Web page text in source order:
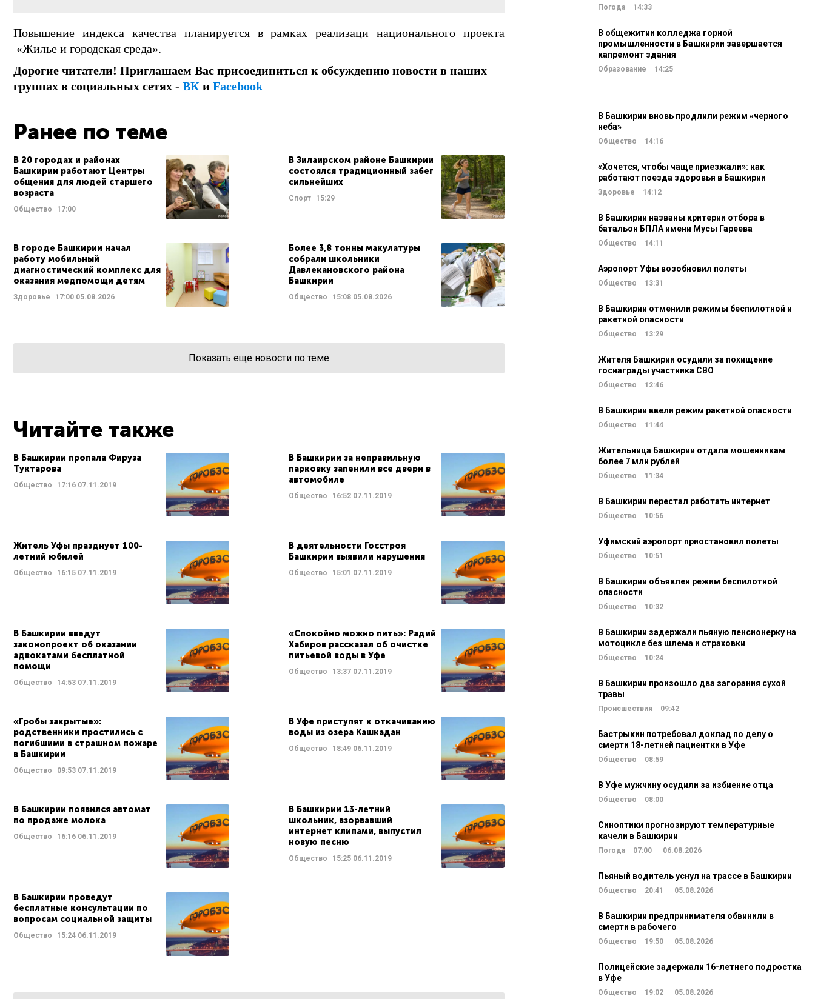
Повышение индекса качества планируется в рамках реализаци национального проекта
«Жилье и городская среда».
Дорогие читатели! Приглашаем Вас присоединиться к обсуждению новости в наших
группах в социальных сетях - ВК и Facebook
Ранее по теме
В 20 городах и районах
Башкирии работают Центры
общения для людей старшего
возраста
Общество 17:00
В Зилаирском районе Башкирии
состоялся традиционный забег
сильнейших
Спорт 15:29
В городе Башкирии начал
работу мобильный
диагностический комплекс для
оказания медпомощи детям
Здоровье 17:00 05.08.2026
Более 3,8 тонны макулатуры
собрали школьники
Давлекановского района
Башкирии
Общество 15:0805.08.2026
Показать еще новости по теме
Читайте также
В Башкирии пропала Фируза
Туктарова
Общество 17:16 07.11.2019
В Башкирии за неправильную
парковку запенили все двери в
автомобиле
Общество 16:5207.11.2019
Житель Уфы празднует 100-
летний юбилей
Общество 16:15 07.11.2019
В деятельности Госстроя
Башкирии выявили нарушения
Общество 15:01 07.11.2019
В Башкирии введут
законопроект об оказании
адвокатами бесплатной
помощи
Общество 14:53 07.11.2019
«Спокойно можно пить»: Радий
Хабиров рассказал об очистке
питьевой воды в Уфе
Общество 13:3707.11.2019
«Гробы закрытые»:
родственники простились с
погибшими в страшном пожаре
в Башкирии
Общество 09:53 07.11.2019
В Уфе приступят к откачиванию
воды из озера Кашкадан
Общество 18:4906.11.2019
В Башкирии появился автомат
по продаже молока
Общество 16:16 06.11.2019
В Башкирии 13-летний
школьник, взорвавший
интернет клипами, выпустил
новую песню
Общество 15:2506.11.2019
В Башкирии проведут
бесплатные консультации по
вопросам социальной защиты
Общество 15:24 06.11.2019
Погода 14:33
В общежитии колледжа горной
промышленности в Башкирии завершается
капремонт здания
Образование 14:25
В Башкирии вновь продлили режим «черного
неба»
Общество 14:16
«Хочется, чтобы чаще приезжали»: как
работают поезда здоровья в Башкирии
Здоровье 14:12
В Башкирии названы критерии отбора в
батальон БПЛА имени Мусы Гареева
Общество 14:11
Аэропорт Уфы возобновил полеты
Общество 13:31
В Башкирии отменили режимы беспилотной и
ракетной опасности
Общество 13:29
Жителя Башкирии осудили за похищение
госнаграды участника СВО
Общество 12:46
В Башкирии ввели режим ракетной опасности
Общество 11:44
Жительница Башкирии отдала мошенникам
более 7 млн рублей
Общество 11:34
В Башкирии перестал работать интернет
Общество 10:56
Уфимский аэропорт приостановил полеты
Общество 10:51
В Башкирии объявлен режим беспилотной
опасности
Общество 10:32
В Башкирии задержали пьяную пенсионерку на
мотоцикле без шлема и страховки
Общество 10:24
В Башкирии произошло два загорания сухой
травы
Происшествия 09:42
Бастрыкин потребовал доклад по делу о
смерти 18-летней пациентки в Уфе
Общество 08:59
В Уфе мужчину осудили за избиение отца
Общество 08:00
Синоптики прогнозируют температурные
качели в Башкирии
Погода 07:00 06.08.2026
Пьяный водитель уснул на трассе в Башкирии
Общество 20:41 05.08.2026
В Башкирии предпринимателя обвинили в
смерти в рабочего
Общество 19:50 05.08.2026
Полицейские задержали 16-летнего подростка
в Уфе
Общество 19:02 05.08.2026